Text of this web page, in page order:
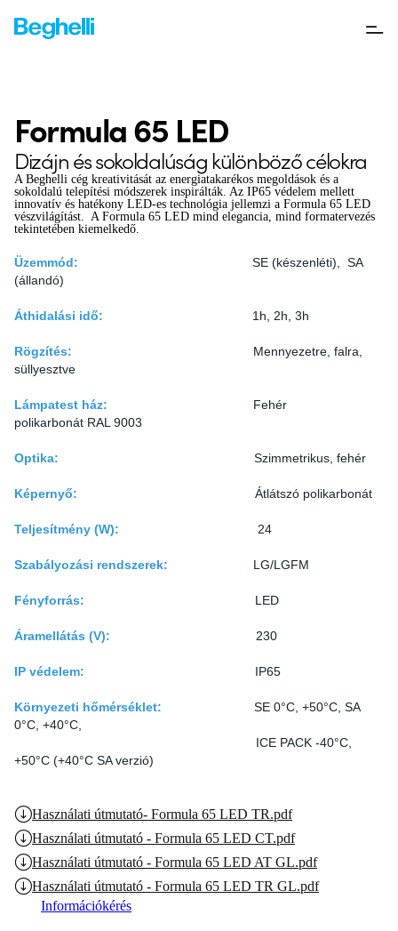
Formula 65 LED
Dizájn és sokoldalúság különböző célokra
A Beghelli cég kreativitását az energiatakarékos megoldások és a
sokoldalú telepítési módszerek inspirálták. Az IP65 védelem mellett
innovatív és hatékony LED-es technológia jellemzi a Formula 65 LED
vészvilágítást. A Formula 65 LED mind elegancia, mind formatervezés
tekintetében kiemelkedő.
Üzemmód: SE (készenléti),
SA
(állandó)
Áthidalási idő: 1h, 2h, 3h
Rögzítés: Mennyezetre, falra,
süllyesztve
Lámpatest ház:
Fehér
polikarbonát RAL 9003
Optika: Szimmetrikus, fehér
Képernyő: Átlátszó polikarbonát
Teljesítmény (W): 24
Szabályozási rendszerek: LG/LGFM
Fényforrás: LED
Áramellátás (V): 230
IP védelem: IP65
Környezeti hőmérséklet:
SE 0°C, +50°C, SA
0°C, +40°C,
ICE PACK -40°C,
+50°C (+40°C SA verzió)
Használati útmutató- Formula 65 LED TR.pdf
Használati útmutató - Formula 65 LED CT.pdf
Használati útmutató - Formula 65 LED AT GL.pdf
Használati útmutató - Formula 65 LED TR GL.pdf
Információkérés